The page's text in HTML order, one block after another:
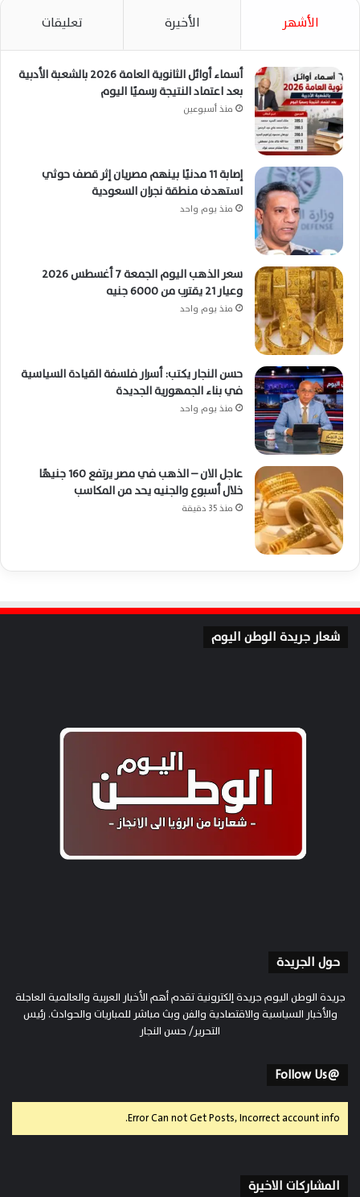
الأشهر الأخيرة تعليقات
أسماء أوائل الثانوية العامة 2026 بالشعبة الأدبية
بعد اعتماد النتيجة رسميًا اليوم
منذ أسبوعين
إصابة 11 مدنيًا بينهم مصريان إثر قصف حوثي
استهدف منطقة نجران السعودية
منذ يوم واحد
سعر الذهب اليوم الجمعة 7 أغسطس 2026
وعيار 21 يقترب من 6000 جنيه
منذ يوم واحد
حسن النجار يكتب: أسرار فلسفة القيادة السياسية
في بناء الجمهورية الجديدة
منذ يوم واحد
عاجل الان – الذهب في مصر يرتفع 160 جنيهًا
خلال أسبوع والجنيه يحد من المكاسب
منذ 35 دقيقة
شعار جريدة الوطن اليوم
حول الجريدة
جريدة الوطن اليوم جريدة إلكترونية تقدم أهم الأخبار العربية والعالمية العاجلة
والأخبار السياسية والاقتصادية والفن وبث مباشر للمباريات والحوادث. رئيس
التحرير/ حسن النجار
@Follow Us
Error Can not Get Posts, Incorrect account info.
المشاركات الاخيرة